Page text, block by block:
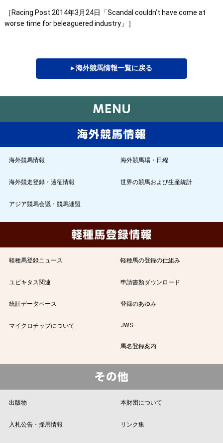
［Racing Post 2014年3月24日「Scandal couldn’t have come at
worse time for beleaguered industry」］
▸ 海外競馬情報一覧に戻る
海外競馬情報 海外競馬場・日程
海外競走登録・遠征情報 世界の競馬および生産統計
アジア競馬会議・競馬連盟
軽種馬登録ニュース 軽種馬の登録の仕組み
ユビキタス関連 申請書類ダウンロード
統計データベース 登録のあゆみ
マイクロチップについて JWS
馬名登録案内
出版物 本財団について
入札公告・採用情報 リンク集